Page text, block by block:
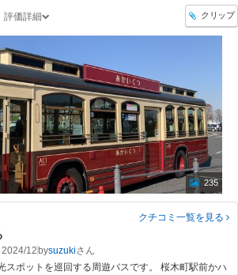
評価詳細 クリップ
235
クチコミ一覧を見る
12 bysuzuki
スポットを巡回する周遊バスです。 桜木町駅前かハ